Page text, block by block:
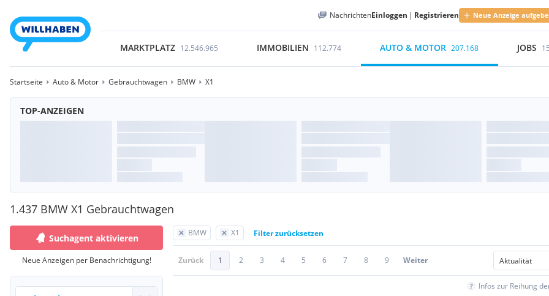
NachrichtenEinloggen | Registrieren Neue Anzeige
MARKTPLATZ 12.546.965 IMMOBILIEN 112.774 AUTO & MOTOR 207.168 JOBS
Startseite Auto & Motor Gebrauchtwagen BMW X1
TOP-ANZEIGEN
1.437 BMW X1 Gebrauchtwagen
BMW X1 Filter zurücksetzen
Zurück 1 2 3 4 5 6 7 8 9 Weiter
Infos zur Reihung
Suchagent aktivieren
Neue Anzeigen per Benachrichtigung!